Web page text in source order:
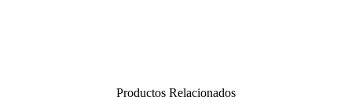
Productos Relacionados